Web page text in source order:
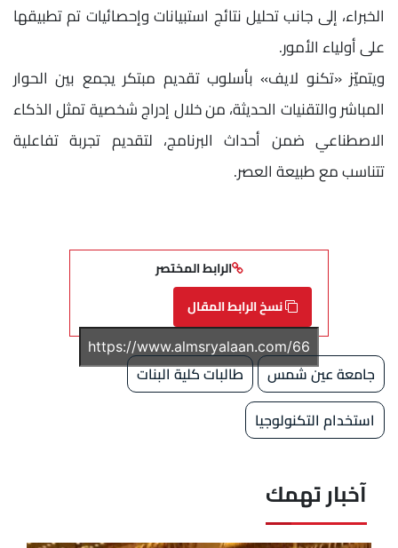
الخبراء، إلى جانب تحليل نتائج استبيانات وإحصائيات تم تطبيقها
على أولياء الأمور.
ويتميّز «تكنو لايف» بأسلوب تقديم مبتكر يجمع بين الحوار
المباشر والتقنيات الحديثة، من خلال إدراج شخصية تمثل الذكاء
الاصطناعي ضمن أحداث البرنامج، لتقديم تجربة تفاعلية
تتناسب مع طبيعة العصر.
الرابط المختصر
نسخ الرابط المقال
جامعة عين شمس
طالبات كلية البنات
استخدام التكنولوجيا
آخبار تهمك